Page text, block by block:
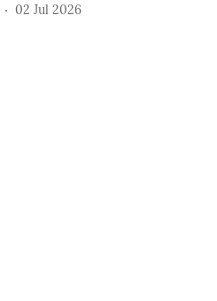
02 Jul 2026